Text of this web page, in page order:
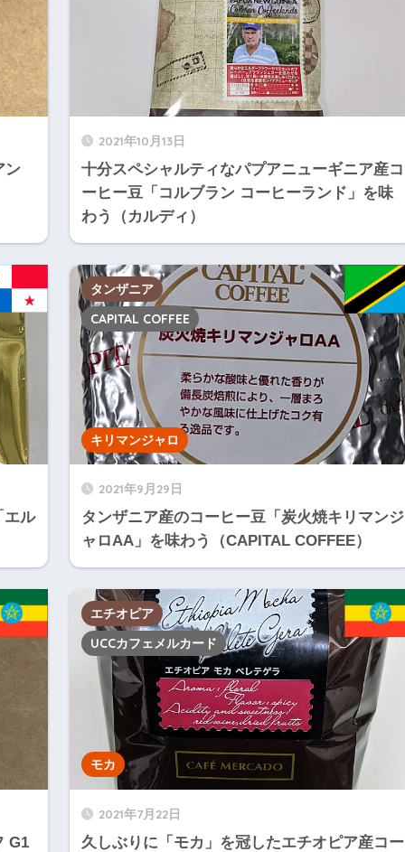
ン
2021年10月13日
十分スペシャルティなパプアニューギニア産コ
ーヒー豆「コルブラン コーヒーランド」を味
わう（カルディ）
エル
2021年9月29日
タンザニア産のコーヒー豆「炭火焼キリマンジ
ャロAA」を味わう（CAPITAL COFFEE）
タンザニア
キリマンジャロ
CAPITAL COFFEE
G1
2021年7月22日
久しぶりに「モカ」を冠したエチオピア産コー
エチオピア
モカ
UCCカフェメルカード